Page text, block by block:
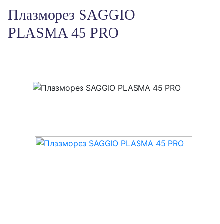
Плазморез SAGGIO
PLASMA 45 PRO